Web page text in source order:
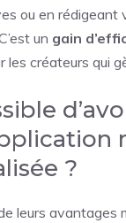
ou en rédigeant
un gain
les créateurs qui
?
de leurs avantages